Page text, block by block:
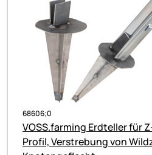
68606;0
VOSS.farming Erdteller für
Profil, Verstrebung von